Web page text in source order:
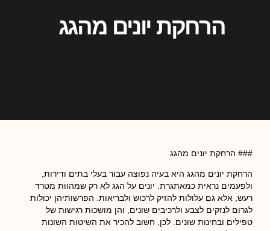
הרחקת יונים מהגג
### הרחקת יונים מהגג
הרחקת יונים מהגג היא בעיה נפוצה עבור בעלי בתים ודירות,
ולפעמים נראית כמאתגרת. יונים על הגג לא רק שמהוות מטרד
רעש, אלא גם עלולות להזיק לרכוש ולבריאות. הפרשותיהן יכולות
לגרום לנזקים לצבע ולרכיבים שונים, והן מושכות רגישות של
טפילים ובחינות שונים. לכן, חשוב להכיר את השיטות השונות